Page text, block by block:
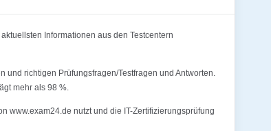
Informationen aus den Testcentern
und richtigen Prüfungsfragen/Testfragen und Antworten.
mehr als 98 %.
www.exam24.de nutzt und die IT-Zertifizierungsprüfung